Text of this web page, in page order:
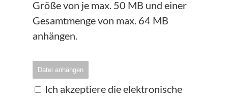
Größe von je max. 50 MB und einer
Gesamtmenge von max. 64 MB
anhängen.
Datei anhängen
Ich akzeptiere die elektronische